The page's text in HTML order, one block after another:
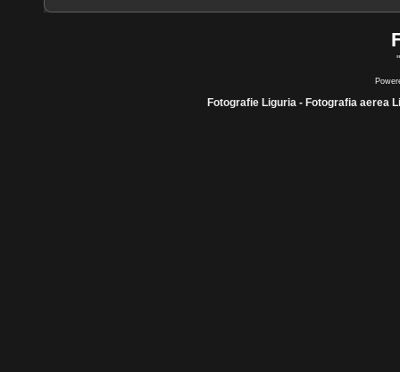
Fotografie Liguria - Fotografia aerea